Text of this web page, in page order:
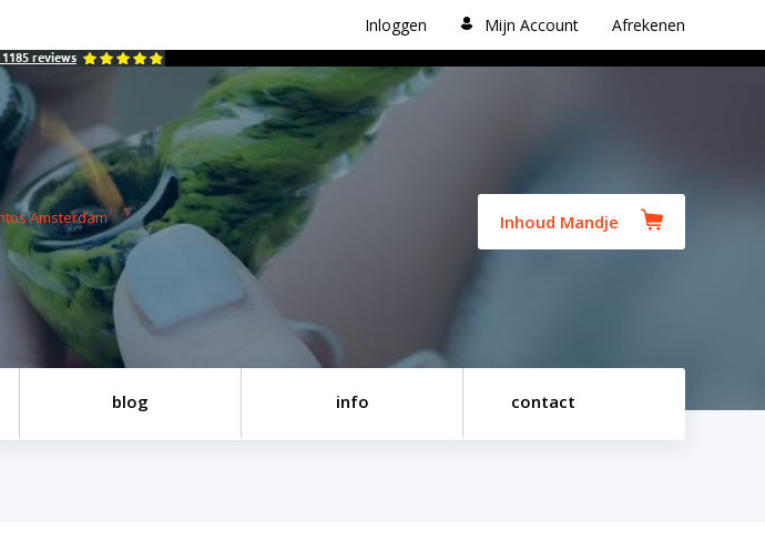
Inloggen Mijn Account Afrekenen
1185 reviews
Inhoud Mandje
blog info contact